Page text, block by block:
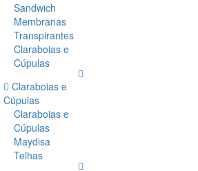
Sandwich
Membranas
Transpirantes
Claraboias e
Cúpulas
Claraboias e
Cúpulas
Claraboias e
Cúpulas
Maydisa
Telhas